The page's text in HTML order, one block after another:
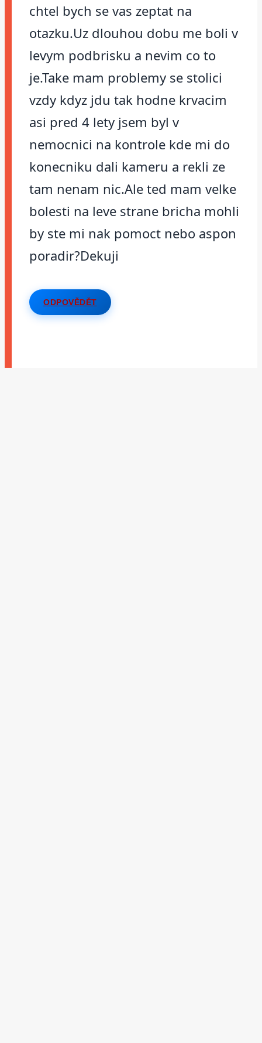
chtel bych se vas zeptat na
otazku.Uz dlouhou dobu me boli v
levym podbrisku a nevim co to
je.Take mam problemy se stolici
vzdy kdyz jdu tak hodne krvacim
asi pred 4 lety jsem byl v
nemocnici na kontrole kde mi do
konecniku dali kameru a rekli ze
tam nenam nic.Ale ted mam velke
bolesti na leve strane bricha mohli
by ste mi nak pomoct nebo aspon
poradir?Dekuji
ODPOVĚDĚT